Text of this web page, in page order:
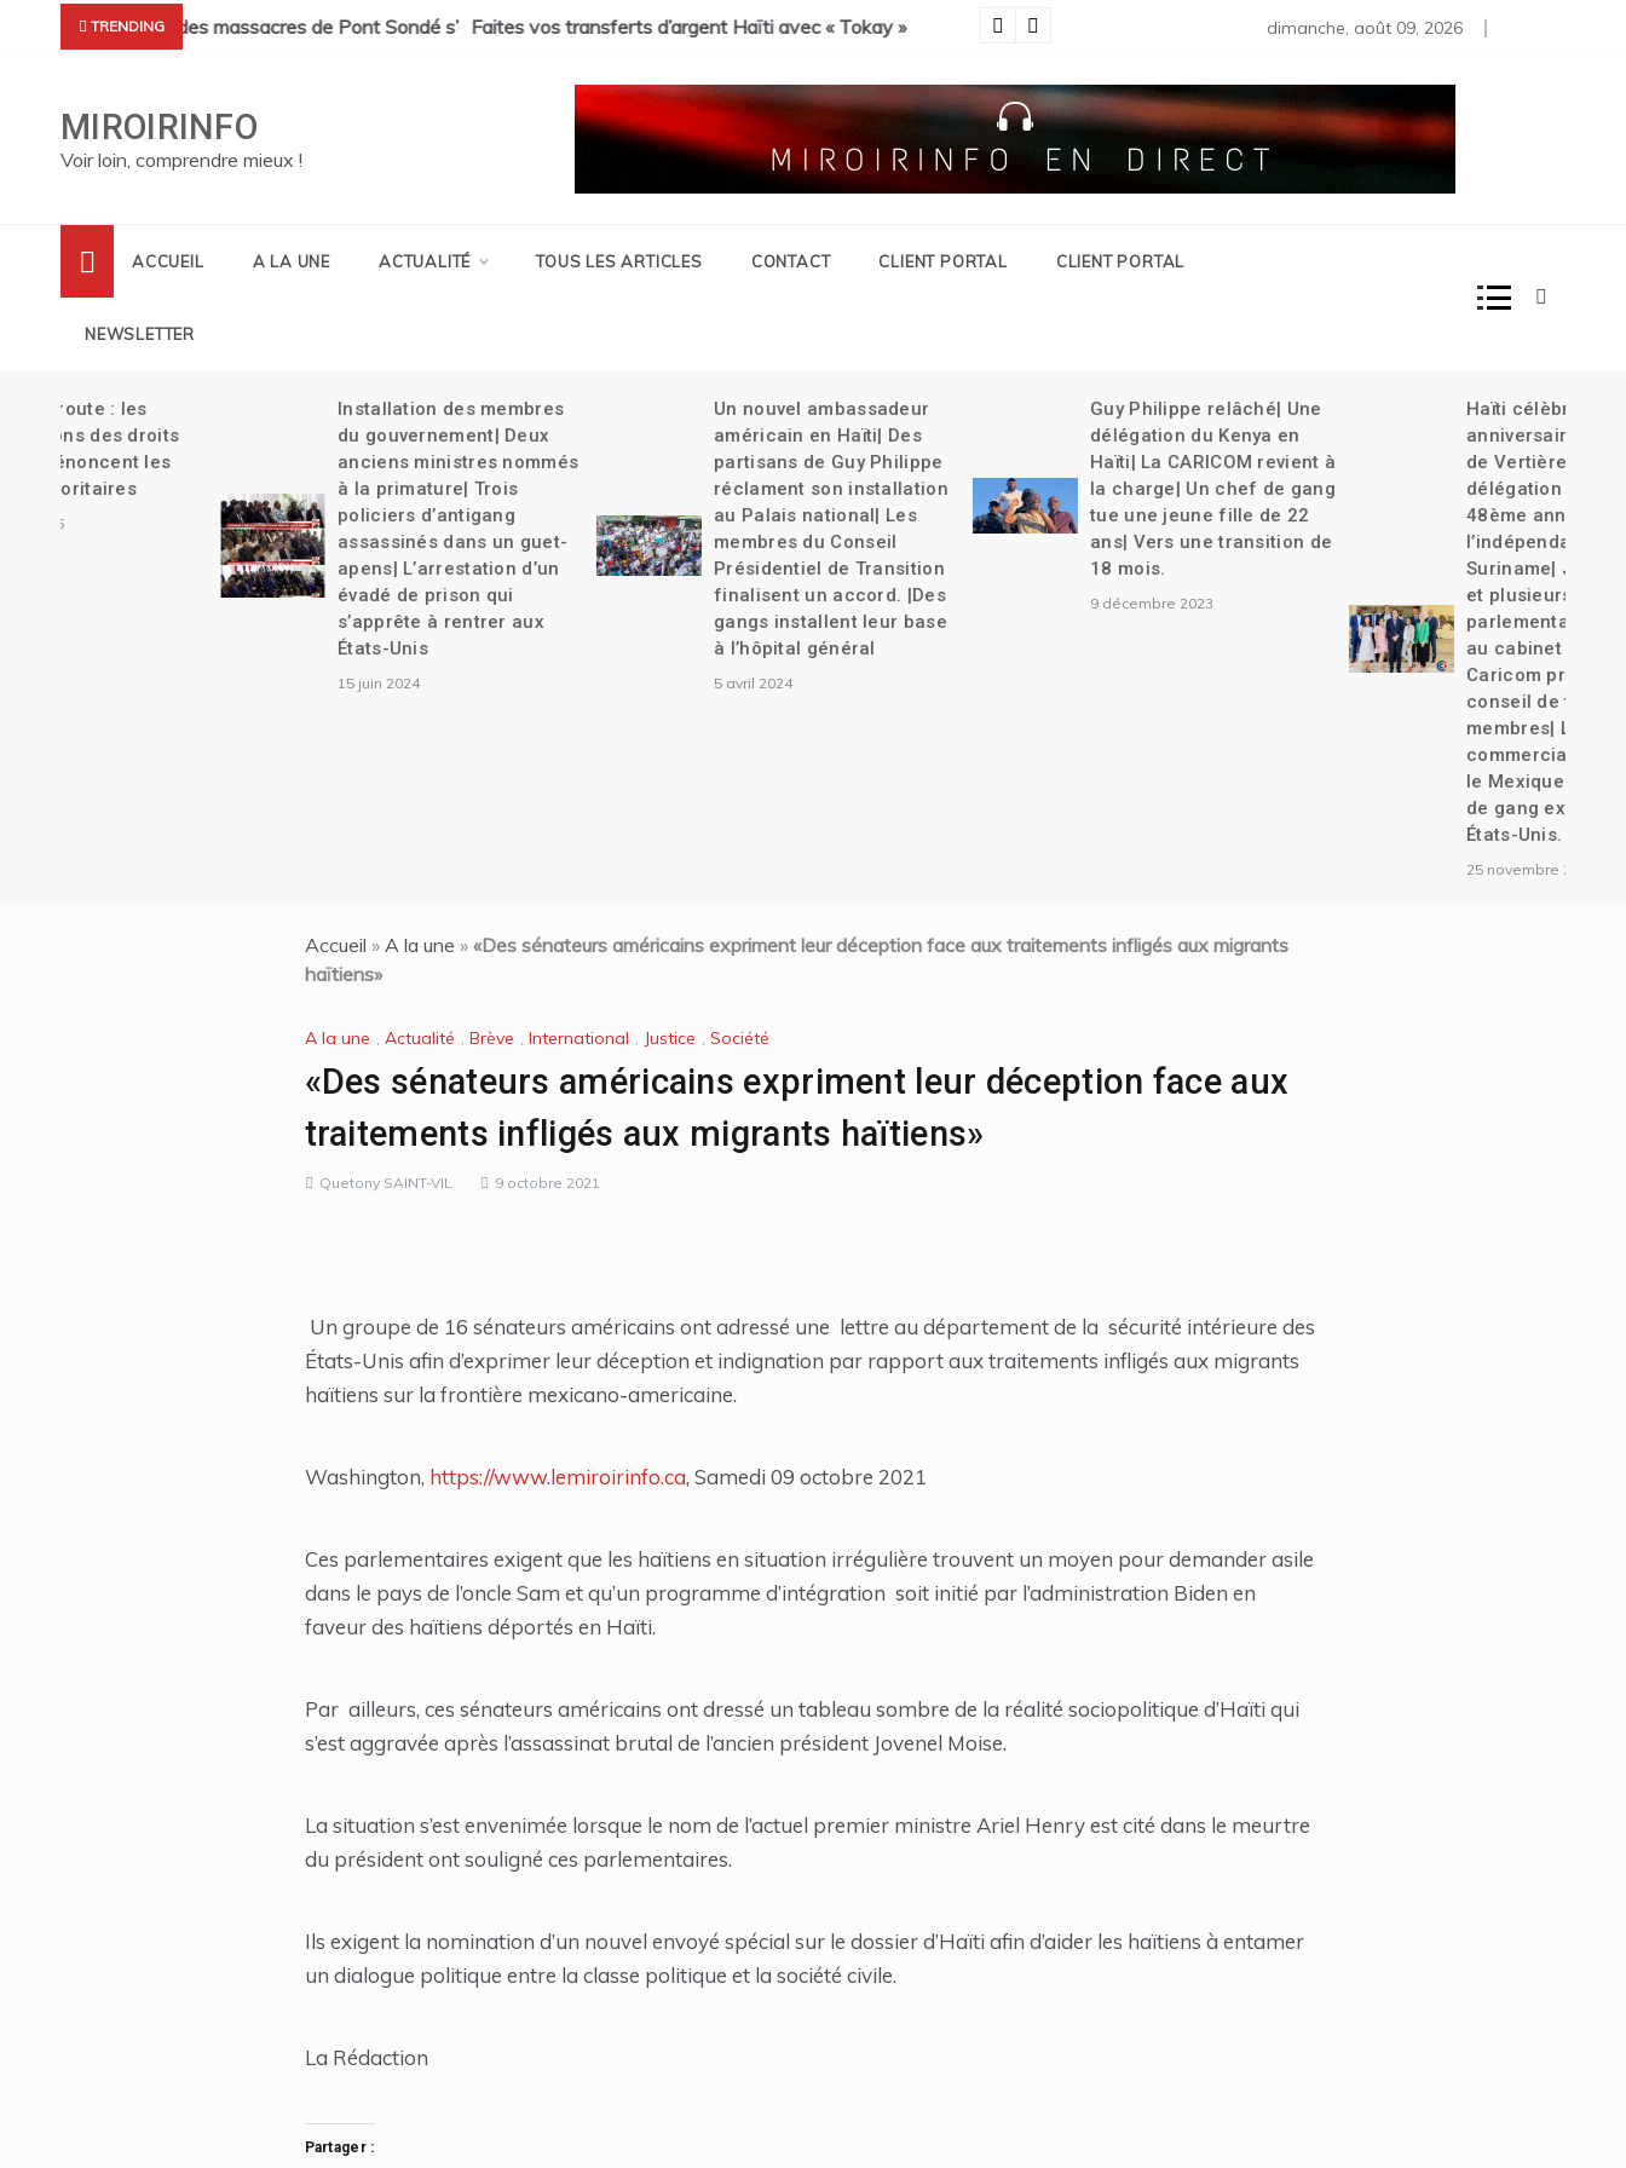
TRENDING
de Pont Sondé s’alourdit| La police s’attaque aux gangs de Savien et gran grif| Expulsion massives des haïtiens.
Faites vos transferts d’argent Haïti avec « Tokay » Pas moins de 80 diplomates rappelés | Haïti décrète l’État
dimanche, août 09, 2026
MIROIRINFO
Voir loin, comprendre mieux !
ACCUEIL A LA UNE ACTUALITÉ TOUS LES ARTICLES CONTACT CLIENT PORTAL CLIENT PORTAL
NEWSLETTER
Installation des membres
du gouvernement| Deux
anciens ministres nommés
à la primature| Trois
policiers d’antigang
assassinés dans un guet-
apens| L’arrestation d’un
évadé de prison qui
s’apprête à rentrer aux
Un nouvel ambassadeur
américain en Haïti| Des
partisans de Guy Philippe
réclament son installation
au Palais national| Les
membres du Conseil
Présidentiel de Transition
finalisent un accord. |Des
gangs installent leur base
à l’hôpital général
Guy Philippe relâché| Une
délégation du Kenya en
Haïti| La CARICOM revient à
la charge| Un chef de gang
tue une jeune fille de 22
ans| Vers une transition de
18 mois.
9 décembre 2023
Haïti célèbre le 220ème
anniversaire de la bataille
de Vertières |Une
délégation haïtienne au
48ème anniversaire de
l’indépendance de
Suriname| Joseph Lambert
et plusieurs autres anciens
parlementaires convoqués
au cabinet d’instruction| La
Caricom propose un
conseil de transition de 7
commerciaux entre Haïti et
le Mexique établis| Un chef
de gang extradé vers les
Accueil » A la une » «Des sénateurs américains expriment leur déception face aux traitements infligés aux migrants
haïtiens»
A la une , Actualité , Brève , International , Justice , Société
«Des sénateurs américains expriment leur déception face aux
traitements infligés aux migrants haïtiens»
Quetony SAINT-VIL 9 octobre 2021
Un groupe de 16 sénateurs américains ont adressé une lettre au département de la sécurité intérieure des
États-Unis afin d’exprimer leur déception et indignation par rapport aux traitements infligés aux migrants
haïtiens sur la frontière mexicano-americaine.
Washington, https://www.lemiroirinfo.ca, Samedi 09 octobre 2021
Ces parlementaires exigent que les haïtiens en situation irrégulière trouvent un moyen pour demander asile
dans le pays de l’oncle Sam et qu’un programme d’intégration soit initié par l’administration Biden en
faveur des haïtiens déportés en Haïti.
Par ailleurs, ces sénateurs américains ont dressé un tableau sombre de la réalité sociopolitique d’Haïti qui
s’est aggravée après l’assassinat brutal de l’ancien président Jovenel Moise.
La situation s’est envenimée lorsque le nom de l’actuel premier ministre Ariel Henry est cité dans le meurtre
du président ont souligné ces parlementaires.
Ils exigent la nomination d’un nouvel envoyé spécial sur le dossier d’Haïti afin d’aider les haïtiens à entamer
un dialogue politique entre la classe politique et la société civile.
La Rédaction
Partager :